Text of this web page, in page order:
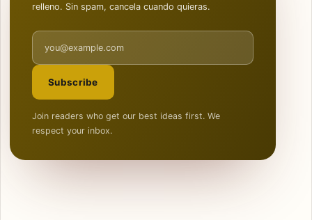
relleno. Sin spam, cancela cuando quieras.
Email address
Subscribe
Join readers who get our best ideas first. We
respect your inbox.